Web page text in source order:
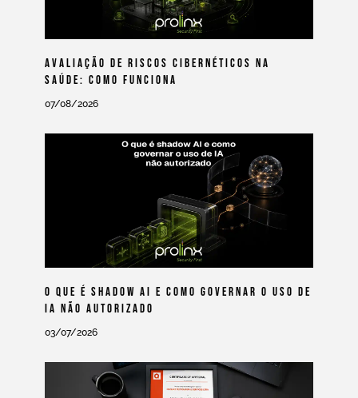
Avaliação De Riscos Cibernéticos Na
Saúde: Como Funciona
07/08/2026
O Que É Shadow AI E Como Governar O Uso De
IA Não Autorizado
03/07/2026